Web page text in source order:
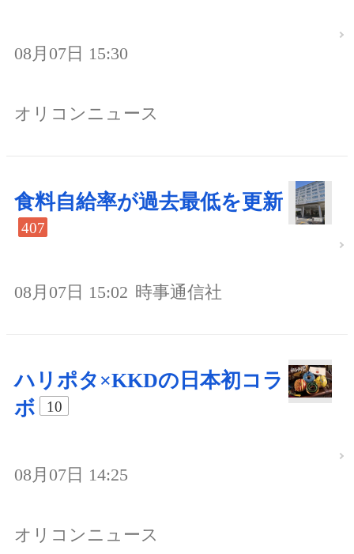
08月07日 15:30
オリコンニュース
食料自給率が過去最低を更新
407
08月07日 15:02 時事通信社
ハリポタ×KKDの日本初コラ
ボ
10
08月07日 14:25
オリコンニュース